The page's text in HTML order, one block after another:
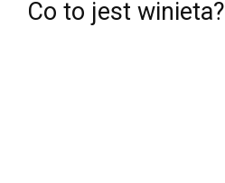
Co to jest winieta?